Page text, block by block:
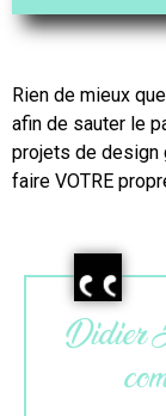
Rien de mieux
afin de sauter le
projets de design
faire VOTRE